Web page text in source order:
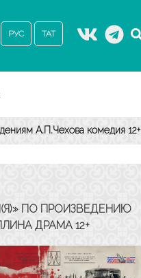
РУС ТАТ
А.П.Чехова комедия 12+
ПО ПРОИЗВЕДЕНИЮ
ДРАМА 12+